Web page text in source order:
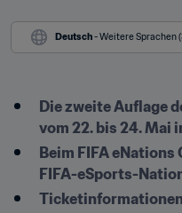
Deutsch - Weitere Sprachen
Die zweite Auflage
vom 22. bis 24. Mai
Beim FIFA
FIFA-eSports-